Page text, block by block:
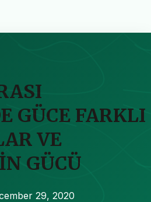
GÜCE FARKLI
VE
GÜCÜ
29, 2020